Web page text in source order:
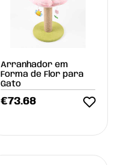
Arranhador em
Forma de Flor para
Gato
€73.68